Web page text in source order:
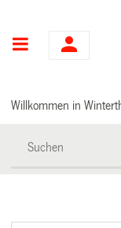
Willkommen in